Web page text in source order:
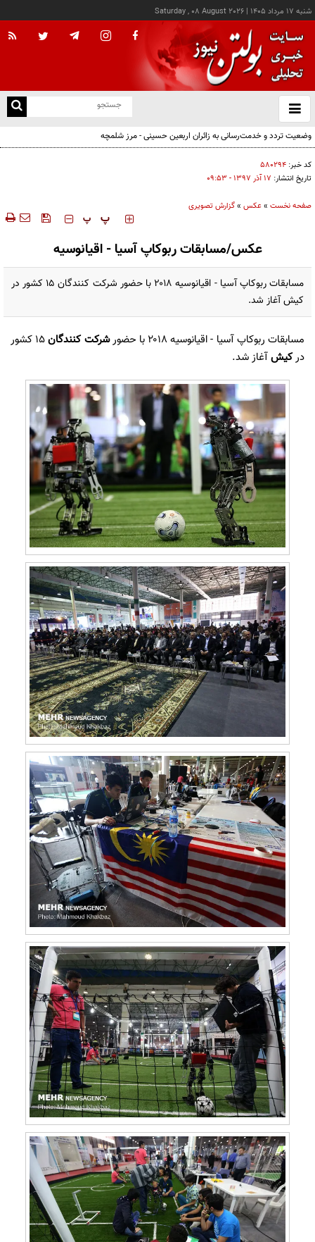
شنبه ۱۷ مرداد ۱۴۰۵ |
Saturday , 08 August 2026
باز
و
وضعیت تردد و خدمت‌رسانی به زائران اربعین حسینی - مرز شلمچه
کد خبر: ۵۸۰۲۹۴
تاریخ انتشار: ۱۷ آذر ۱۳۹۷ - ۰۹:۵۳
صفحه نخست »عکس »گزارش تصویری
‍‍‍ پ پ
عکس/مسابقات ربوکاپ آسیا - اقیانوسیه
مسابقات ربوکاپ آسیا - اقیانوسیه ۲۰۱۸ با حضور شرکت کنندگان ۱۵ کشور در
کیش آغاز شد.
مسابقات ربوکاپ آسیا - اقیانوسیه ۲۰۱۸ با حضور شرکت کنندگان
۱۵ کشور
درکیشآغاز شد.